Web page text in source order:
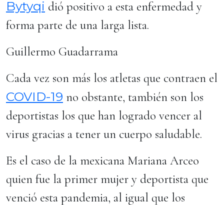
Bytyqi dió positivo a esta enfermedad y
forma parte de una larga lista.
Guillermo Guadarrama
Cada vez son más los atletas que contraen el
COVID-19 no obstante, también son los
deportistas los que han logrado vencer al
virus gracias a tener un cuerpo saludable.
Es el caso de la mexicana Mariana Arceo
quien fue la primer mujer y deportista que
venció esta pandemia, al igual que los